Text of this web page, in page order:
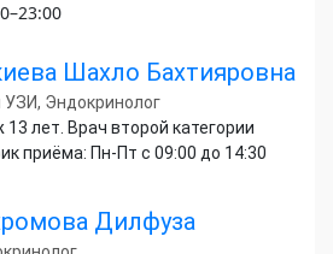
Шахло Бахтияровна
УЗИ, Эндокринолог
13 лет. Врач второй категории
приёма: Пн-Пт с 09:00 до 14:30
Дилфуза